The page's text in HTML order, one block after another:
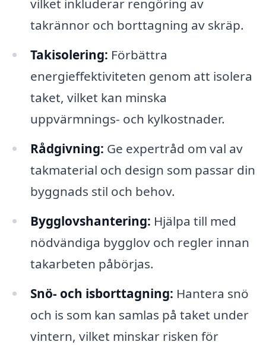
vilket inkluderar rengöring av
takrännor och borttagning av skräp.
Takisolering: Förbättra
energieffektiviteten genom att isolera
taket, vilket kan minska
uppvärmnings- och kylkostnader.
Rådgivning: Ge expertråd om val av
takmaterial och design som passar din
byggnads stil och behov.
Bygglovshantering: Hjälpa till med
nödvändiga bygglov och regler innan
takarbeten påbörjas.
Snö- och isborttagning: Hantera snö
och is som kan samlas på taket under
vintern, vilket minskar risken för